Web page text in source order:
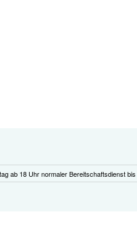
ab 18 Uhr normaler Bereitschaftsdienst